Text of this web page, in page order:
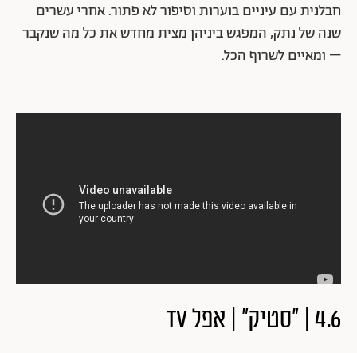
חבלנית עם עיניים בוערות וסיפור לא פתור. אחרי עשרים
שנה של נתק, המפגש ביניהן מצית מחדש את כל מה שנקבר
– ומאיים לשרוף הכל.
4.6 | "סטיק" | אפל TV